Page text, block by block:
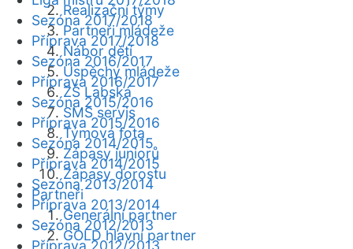
Realizační týmy
Partneři mládeže
Nábor dětí
Úspěchy mládeže
ZŠ Labská
SMS servis
Týmová fota
Zápasy juniorů
Zápasy dorostu
Partneři
Generální partner
GOLD hlavní partner
Sezóna 2017/2018
Příprava 2017/2018
Sezóna 2016/2017
Příprava 2016/2017
Sezóna 2015/2016
Příprava 2015/2016
Sezóna 2014/2015
Příprava 2014/2015
Sezóna 2013/2014
Příprava 2013/2014
Sezóna 2012/2013
Příprava 2012/2013